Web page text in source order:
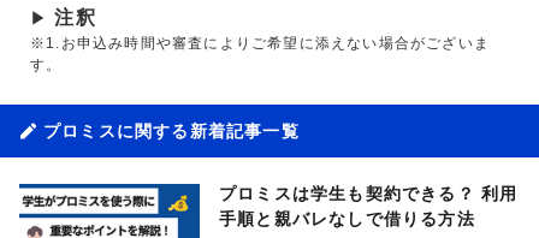
▶ 注釈
※1.お申込み時間や審査によりご希望に添えない場合がございま
す。
プロミスに関する新着記事一覧
プロミスは学生も契約できる？ 利用
手順と親バレなしで借りる方法